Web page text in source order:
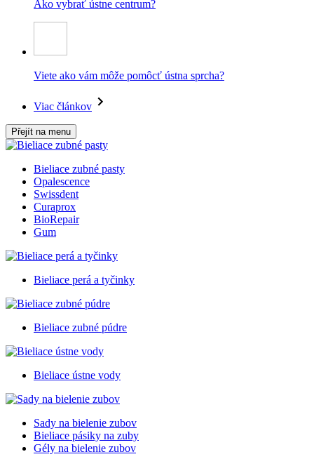
Ako vybrať ústne centrum?
Viete ako vám môže pomôcť ústna sprcha?
Viac článkov
Přejít na menu
Bieliace zubné pasty
Opalescence
Swissdent
Curaprox
BioRepair
Gum
Bieliace perá a tyčinky
Bieliace zubné púdre
Bieliace ústne vody
Sady na bielenie zubov
Bieliace pásiky na zuby
Gély na bielenie zubov